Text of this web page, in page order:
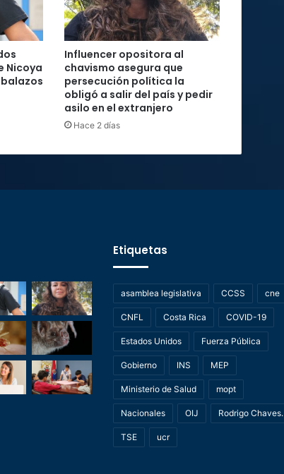
Nicoya
Influencer opositora al
chavismo asegura que
persecución política la
obligó a salir del país y pedir
asilo en el extranjero
Hace 2 días
Etiquetas
asamblea legislativa CCSS cne
CNFL Costa Rica COVID-19
Estados Unidos Fuerza Pública
Gobierno INS MEP
Ministerio de Salud mopt
Nacionales OIJ Rodrigo Chaves.
TSE ucr